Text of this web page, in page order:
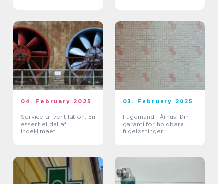
04. February 2025
Service af ventilation: En
essentiel del af
indeklimaet
03. February 2025
Fugemand i Århus: Din
garanti for holdbare
fugeløsninger